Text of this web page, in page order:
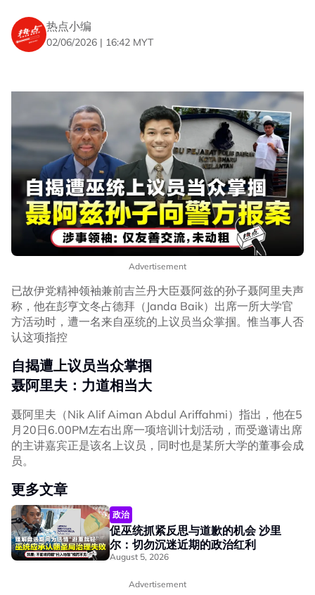
热点小编
02/06/2026 | 16:42 MYT
Advertisement
已故伊党精神领袖兼前吉兰丹大臣聂阿兹的孙子聂阿里夫声
称，他在彭亨文冬占德拜（Janda Baik）出席一所大学官
方活动时，遭一名来自巫统的上议员当众掌掴。惟当事人否
认这项指控
自揭遭上议员当众掌掴
聂阿里夫：力道相当大
聂阿里夫（Nik Alif Aiman Abdul Ariffahmi）指出，他在5
月20日6.00PM左右出席一项培训计划活动，而受邀请出席
的主讲嘉宾正是该名上议员，同时也是某所大学的董事会成
员。
更多文章
政治
促巫统抓紧反思与道歉的机会 沙里
尔：切勿沉迷近期的政治红利
August 5, 2026
Advertisement